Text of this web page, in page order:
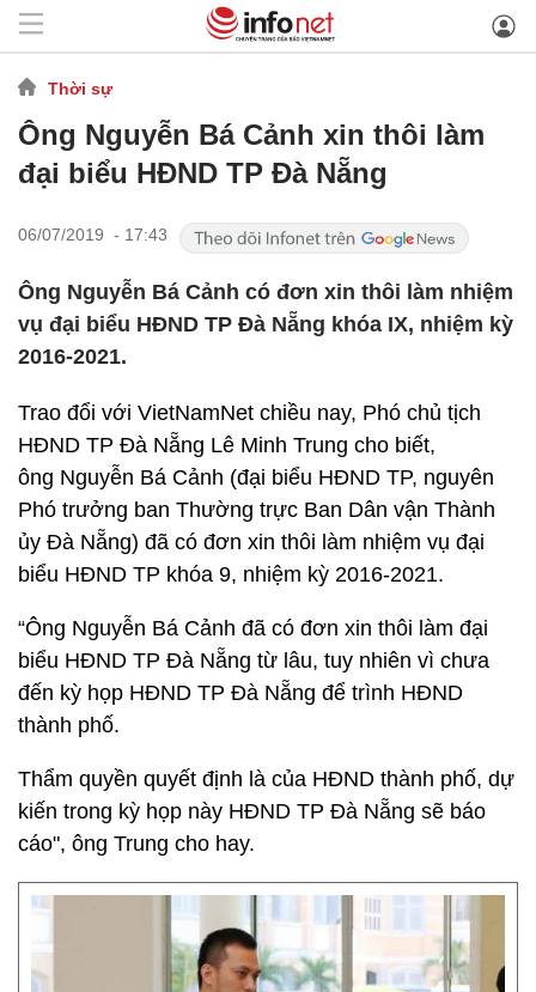
Thời sự
Ông Nguyễn Bá Cảnh xin thôi làm
đại biểu HĐND TP Đà Nẵng
06/07/2019 - 17:43
Ông Nguyễn Bá Cảnh có đơn xin thôi làm nhiệm
vụ đại biểu HĐND TP Đà Nẵng khóa IX, nhiệm kỳ
2016-2021.
Trao đổi với VietNamNet chiều nay, Phó chủ tịch
HĐND TP Đà Nẵng Lê Minh Trung cho biết,
ông Nguyễn Bá Cảnh (đại biểu HĐND TP, nguyên
Phó trưởng ban Thường trực Ban Dân vận Thành
ủy Đà Nẵng) đã có đơn xin thôi làm nhiệm vụ đại
biểu HĐND TP khóa 9, nhiệm kỳ 2016-2021.
“Ông Nguyễn Bá Cảnh đã có đơn xin thôi làm đại
biểu HĐND TP Đà Nẵng từ lâu, tuy nhiên vì chưa
đến kỳ họp HĐND TP Đà Nẵng để trình HĐND
thành phố.
Thẩm quyền quyết định là của HĐND thành phố, dự
kiến trong kỳ họp này HĐND TP Đà Nẵng sẽ báo
cáo", ông Trung cho hay.